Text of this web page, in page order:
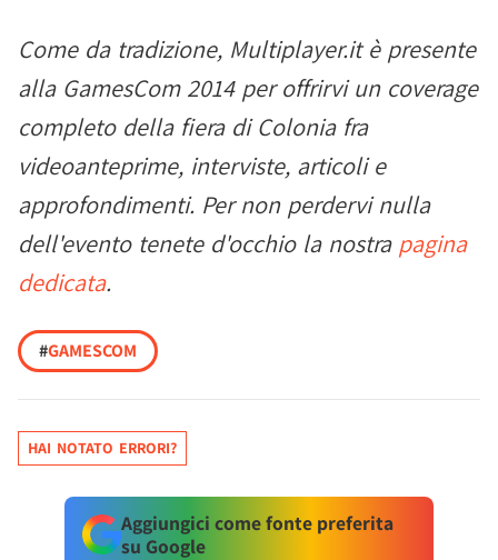
Come da tradizione, Multiplayer.it è presente
alla GamesCom 2014 per offrirvi un coverage
completo della fiera di Colonia fra
videoanteprime, interviste, articoli e
approfondimenti. Per non perdervi nulla
dell'evento tenete d'occhio la nostra pagina
dedicata.
#GAMESCOM
HAI NOTATO ERRORI?
Aggiungici come fonte preferita
su Google